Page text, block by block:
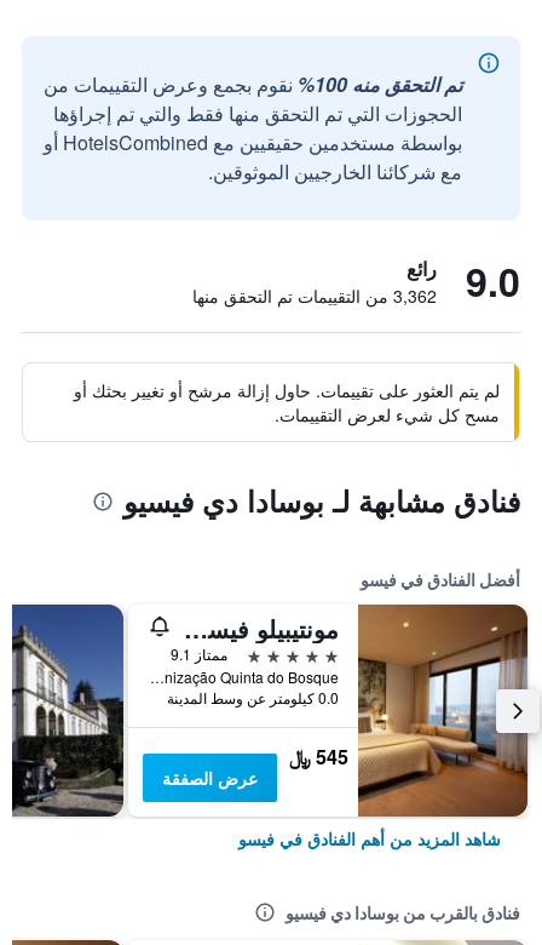
تم التحقق منه 100%
نقوم بجمع وعرض التقييمات من
الحجوزات التي تم التحقق منها فقط والتي تم إجراؤها
بواسطة مستخدمين حقيقيين مع HotelsCombined أو
مع شركائنا الخارجيين الموثوقين.
9.0 رائع
3,362 من التقييمات تم التحقق منها
لم يتم العثور على تقييمات. حاول إزالة مرشح أو تغيير بحثك أو
مسح كل شيء لعرض التقييمات.
فنادق مشابهة لـ بوسادا دي فيسيو
أفضل الفنادق في فيسو
مونتيبيلو فيسيو كونجريس هوتل آند سبا
5 نجوم
ممتاز 9.1
Urbanização Quinta do Bosque, فيسو, محافظة فيسيو, البرتغال
0.0 كيلومتر عن وسط المدينة
545 ﷼
عرض الصفقة
شاهد المزيد من أهم الفنادق في فيسو
فنادق بالقرب من بوسادا دي فيسيو